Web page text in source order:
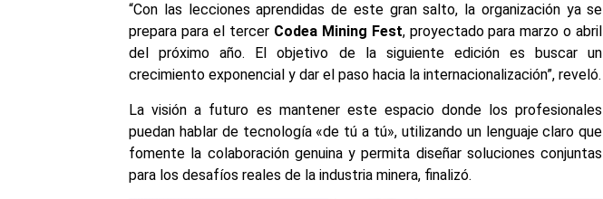
“Con las lecciones aprendidas de este gran salto, la organización ya se
prepara para el tercer Codea Mining Fest, proyectado para marzo o abril
del próximo año. El objetivo de la siguiente edición es buscar un
crecimiento exponencial y dar el paso hacia la internacionalización”, reveló.
La visión a futuro es mantener este espacio donde los profesionales
puedan hablar de tecnología «de tú a tú», utilizando un lenguaje claro que
fomente la colaboración genuina y permita diseñar soluciones conjuntas
para los desafíos reales de la industria minera, finalizó.